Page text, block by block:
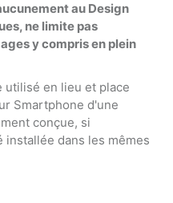
au Design
ne limite pas
y compris en plein
utilisé en lieu et place
Smartphone d'une
conçue, si
installée dans les mêmes